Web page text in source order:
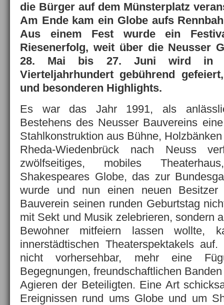
die Bürger auf dem Münsterplatz
Am Ende kam ein Globe aufs
Aus einem Fest wurde ein
Riesenerfolg, weit über die Neusser
28. Mai bis 27. Juni wird in
Vierteljahrhundert gebührend
und besonderen Highlights.
Es war das Jahr 1991, als
Bestehens des Neusser Bauvereins
Stahlkonstruktion aus Bühne,
Rheda-Wiedenbrück nach Neuss
zwölfseitiges, mobiles
Shakespeares Globe, das zur
wurde und nun einen neuen
Bauverein seinen runden Geburtstag
mit Sekt und Musik zelebrieren, sondern
Bewohner mitfeiern lassen wollte,
innerstädtischen Theaterspektakels
nicht vorhersehbar, mehr eine
Begegnungen, freundschaftlichen
Agieren der Beteiligten. Eine Art
Ereignissen rund ums Globe und um